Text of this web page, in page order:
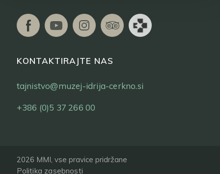
KONTAKTIRAJTE NAS
tajnistvo@muzej-idrija-cerkno.si
+386 (0)5 37 266 00
2026 MMI, vse pravice pridržane
Politika zasebnosti